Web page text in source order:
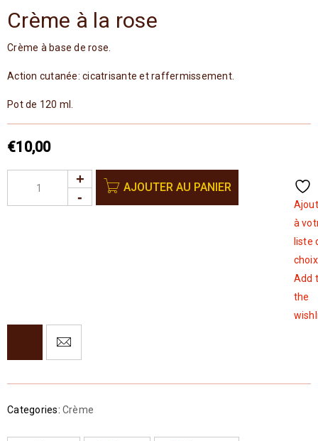
Crème à la rose
Crème à base de rose.
Action cutanée: cicatrisante et raffermissement.
Pot de 120 ml.
€10,00
AJOUTER AU PANIER
à
liste
Add
the
Categories: Crème